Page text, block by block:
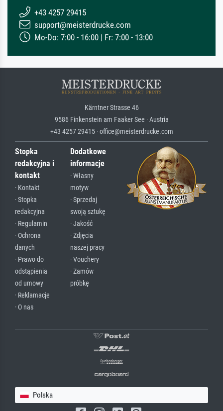
+43 4257 29415
support@meisterdrucke.com
Mo-Do: 7:00 - 16:00 | Fr: 7:00 - 13:00
Kärntner Strasse 46
9586 Finkenstein am Faaker See · Austria
+43 4257 29415 · office@meisterdrucke.com
Stopka
redakcyjna i
kontakt
· Kontakt
· Stopka
redakcyjna
· Regulamin
· Ochrona
danych
· Prawo do
odstąpienia
od umowy
· Reklamacje
· O nas
Dodatkowe
informacje
· Własny
motyw
· Sprzedaj
swoją sztukę
· Jakość
· Zdjęcia
naszej pracy
· Vouchery
· Zamów
próbkę
Polska